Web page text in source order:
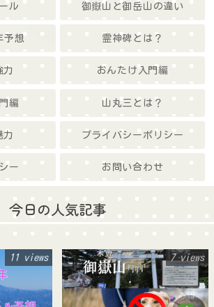
ル 御嶽山と御岳山の違い
予想 霊神碑とは？
力 おんたけ入門編
編 山丸三とは？
力 プライバシーポリシー
ー お問い合わせ
今日の人気記事
11 views 7 views